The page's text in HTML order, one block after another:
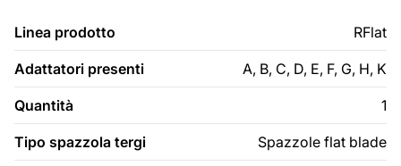
Linea prodotto RFlat
Adattatori presenti A, B, C, D, E, F, G, H, K
Quantità 1
Tipo spazzola tergi Spazzole flat blade